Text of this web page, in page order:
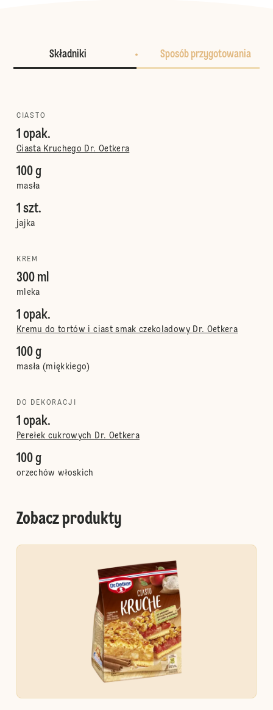
Składniki Sposób przygotowania
CIASTO
1 opak.
Ciasta Kruchego Dr. Oetkera
100 g
masła
1 szt.
jajka
KREM
300 ml
mleka
1 opak.
Kremu do tortów i ciast smak czekoladowy Dr. Oetkera
100 g
masła (miękkiego)
DO DEKORACJI
1 opak.
Perełek cukrowych Dr. Oetkera
100 g
orzechów włoskich
Zobacz produkty